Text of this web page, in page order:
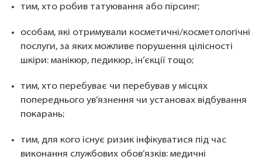
тим, хто робив татуювання або пірсинг;
особам, які отримували косметичні/косметологічні
послуги, за яких можливе порушення цілісності
шкіри: манікюр, педикюр, ін’єкції тощо;
тим, хто перебуває чи перебував у місцях
попереднього ув’язнення чи установах відбування
покарань;
тим, для кого існує ризик інфікуватися під час
виконання службових обов’язків: медичні